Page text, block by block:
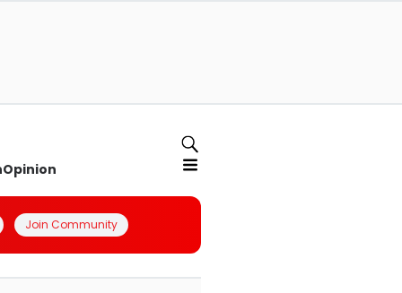
Opinion
Join Community